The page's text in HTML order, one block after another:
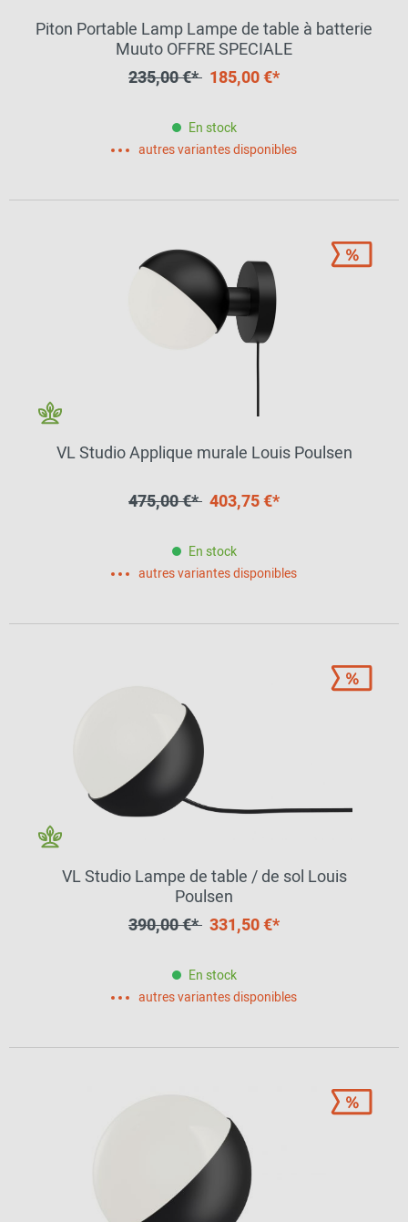
Piton Portable Lamp Lampe de table à batterie
Muuto OFFRE SPECIALE
235,00 €* 185,00 €*
En stock
autres variantes disponibles
VL Studio Applique murale Louis Poulsen
475,00 €* 403,75 €*
En stock
autres variantes disponibles
VL Studio Lampe de table / de sol Louis
Poulsen
390,00 €* 331,50 €*
En stock
autres variantes disponibles